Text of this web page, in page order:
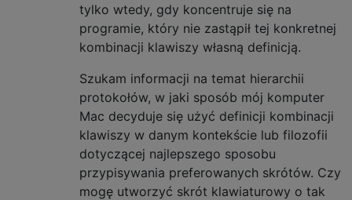
tylko wtedy, gdy koncentruje się na
programie, który nie zastąpił tej konkretnej
kombinacji klawiszy własną definicją.
Szukam informacji na temat hierarchii
protokołów, w jaki sposób mój komputer
Mac decyduje się użyć definicji kombinacji
klawiszy w danym kontekście lub filozofii
dotyczącej najlepszego sposobu
przypisywania preferowanych skrótów. Czy
mogę utworzyć skrót klawiaturowy o tak